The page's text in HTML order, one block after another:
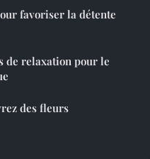
favoriser la détente
de relaxation pour le
des fleurs